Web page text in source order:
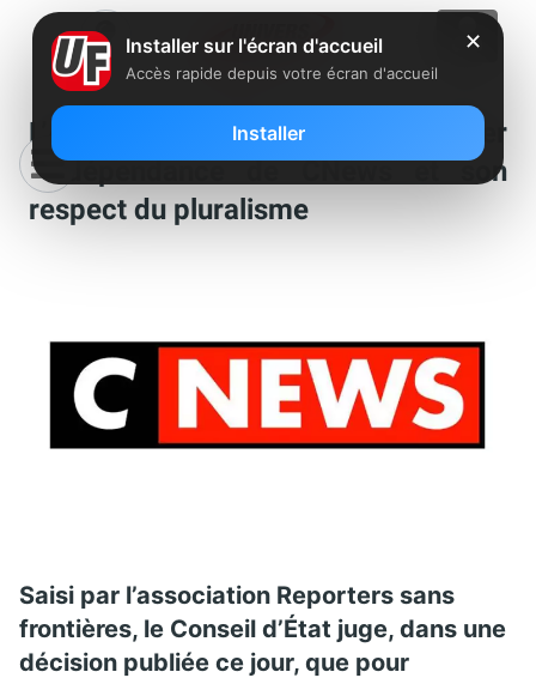
L’ARCOM sommée de vérifier
l’indépendance de CNews et son
respect du pluralisme
Saisi par l’association Reporters sans
frontières, le Conseil d’État juge, dans une
décision publiée ce jour, que pour
✕
Installer sur l'écran d'accueil
Accès rapide depuis votre écran d'accueil
Installer